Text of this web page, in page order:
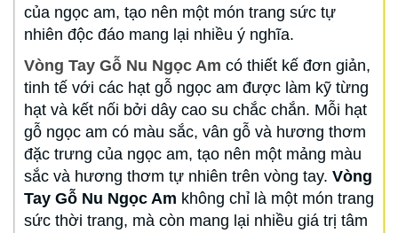
của ngọc am, tạo nên một món trang sức tự
nhiên độc đáo mang lại nhiều ý nghĩa.
Vòng Tay Gỗ Nu Ngọc Am có thiết kế đơn giản,
tinh tế với các hạt gỗ ngọc am được làm kỹ từng
hạt và kết nối bởi dây cao su chắc chắn. Mỗi hạt
gỗ ngọc am có màu sắc, vân gỗ và hương thơm
đặc trưng của ngọc am, tạo nên một mảng màu
sắc và hương thơm tự nhiên trên vòng tay. Vòng
Tay Gỗ Nu Ngọc Am không chỉ là một món trang
sức thời trang, mà còn mang lại nhiều giá trị tâm